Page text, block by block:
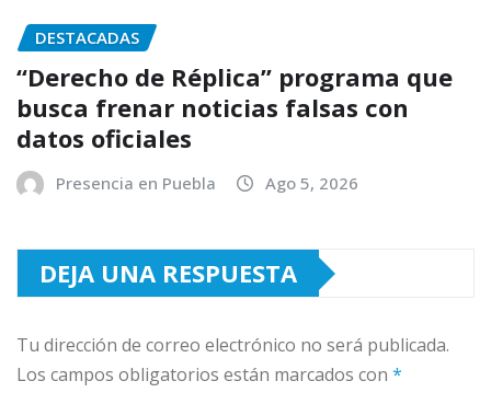
DESTACADAS
“Derecho de Réplica” programa que
busca frenar noticias falsas con
datos oficiales
Presencia en Puebla Ago 5, 2026
DEJA UNA RESPUESTA
Tu dirección de correo electrónico no será publicada.
Los campos obligatorios están marcados con *